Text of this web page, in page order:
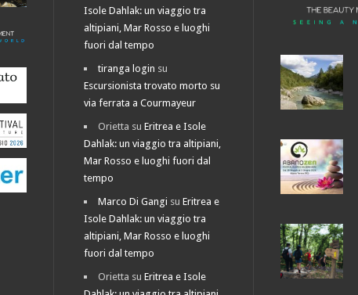
Isole Dahlak: un viaggio tra
altipiani, Mar Rosso e luoghi
fuori dal tempo
tiranga login su
Escursionista trovato morto su
via ferrata a Courmayeur
Orietta suEritrea e Isole
Dahlak: un viaggio tra altipiani,
Mar Rosso e luoghi fuori dal
tempo
Marco Di Gangi suEritrea e
Isole Dahlak: un viaggio tra
altipiani, Mar Rosso e luoghi
fuori dal tempo
Orietta suEritrea e Isole